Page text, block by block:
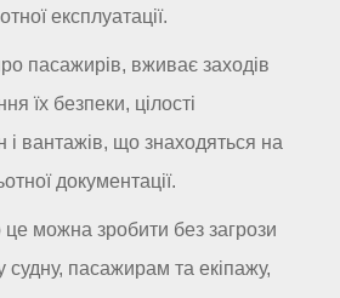
експлуатації.
пасажирів, вживає заходів
їх безпеки, цілості
і вантажів, що знаходяться на
документації.
можна зробити без загрози
пасажирам та екіпажу,